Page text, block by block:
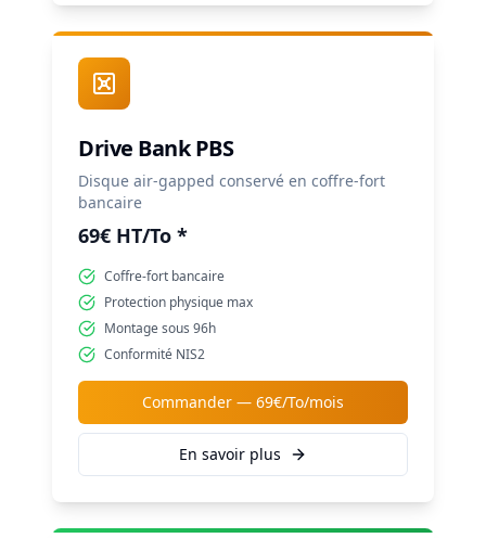
Drive Bank PBS
Disque air-gapped conservé en coffre-fort
bancaire
69€ HT/To *
Coffre-fort bancaire
Protection physique max
Montage sous 96h
Conformité NIS2
Commander — 69€/To/mois
En savoir plus